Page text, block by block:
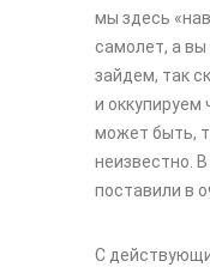
мы здесь
самолет, а вы
зайдем, так
и оккупируем
может быть,
неизвестно.
поставили в
С